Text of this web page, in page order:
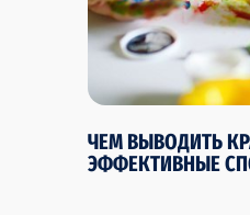
ЧЕМ ВЫВОДИТЬ
ЭФФЕКТИВНЫЕ